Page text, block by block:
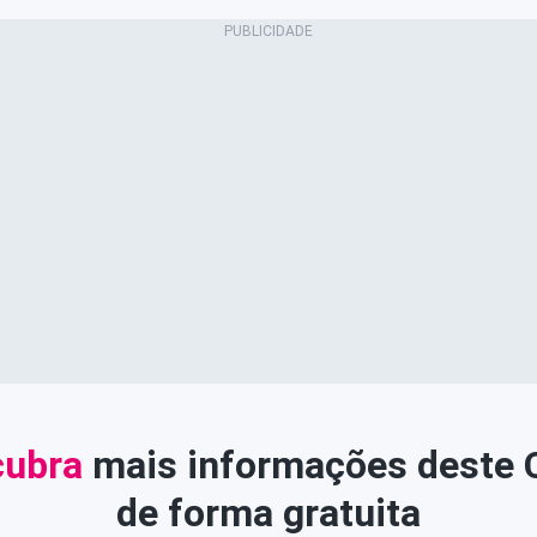
mais informações deste
de forma gratuita